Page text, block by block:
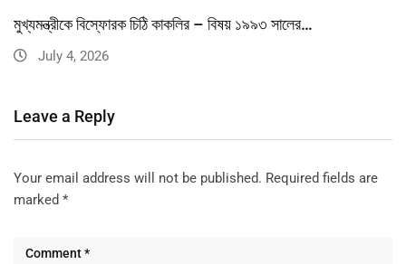
মুখ্যমন্ত্রীকে বিস্ফোরক চিঠি কাকলির – বিষয় ১৯৯৩ সালের…
July 4, 2026
Leave a Reply
Your email address will not be published. Required fields are
marked *